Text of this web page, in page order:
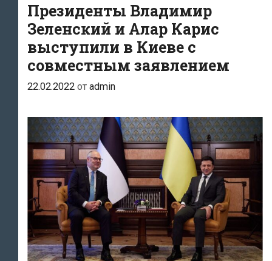
Президенты Владимир
Зеленский и Алар Карис
выступили в Киеве с
совместным заявлением
22.02.2022 от admin